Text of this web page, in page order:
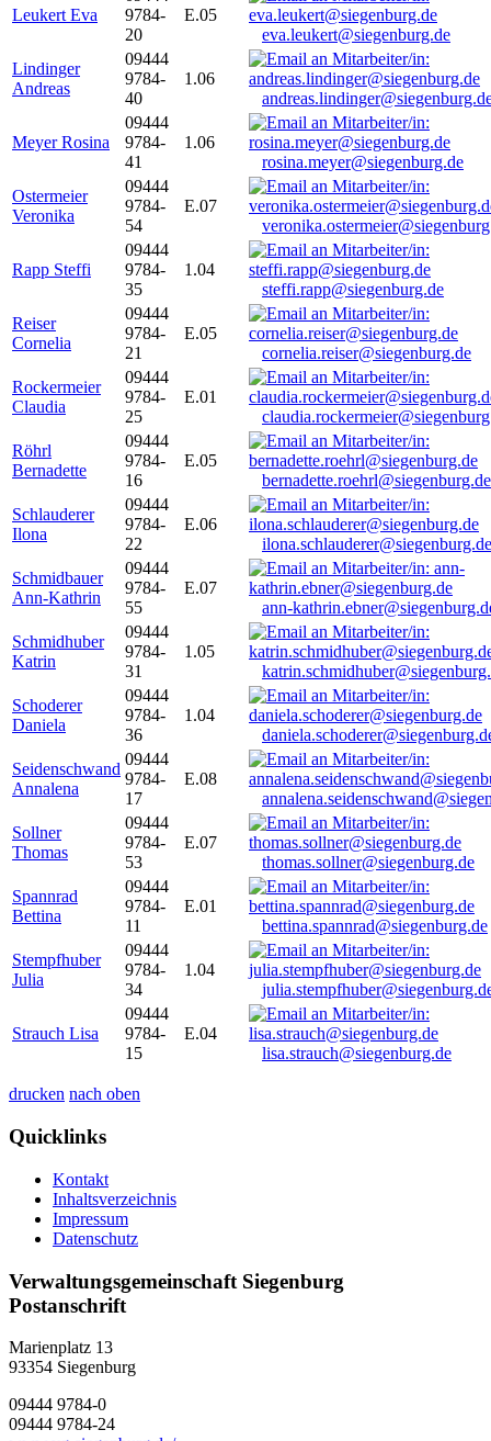
Leukert Eva
9784-
20
E.05
eva.leukert@siegenburg.de
Lindinger
Andreas
09444
9784-
40
1.06
Meyer Rosina
09444
9784-
41
1.06
rosina.meyer@siegenburg.de
Ostermeier
Veronika
09444
9784-
54
E.07
Rapp Steffi
09444
9784-
35
1.04
steffi.rapp@siegenburg.de
Reiser
Cornelia
09444
9784-
21
E.05
cornelia.reiser@siegenburg.de
Rockermeier
Claudia
09444
9784-
25
E.01
Röhrl
Bernadette
09444
9784-
16
E.05
bernadette.roehrl@siegenburg.de
Schlauderer
Ilona
09444
9784-
22
E.06
ilona.schlauderer@siegenburg.de
Schmidbauer
Ann-Kathrin
09444
9784-
55
E.07
ann-
Schmidhuber
Katrin
09444
9784-
31
1.05
Schoderer
Daniela
09444
9784-
36
1.04
Seidenschwand
Annalena
09444
9784-
17
E.08
Sollner
Thomas
09444
9784-
53
E.07
thomas.sollner@siegenburg.de
Spannrad
Bettina
09444
9784-
11
E.01
bettina.spannrad@siegenburg.de
Stempfhuber
Julia
09444
9784-
34
1.04
Strauch Lisa
09444
9784-
15
E.04
lisa.strauch@siegenburg.de
drucken nach oben
Quicklinks
Kontakt
Inhaltsverzeichnis
Impressum
Datenschutz
Verwaltungsgemeinschaft Siegenburg
Postanschrift
Marienplatz 13
93354 Siegenburg
09444 9784-0
09444 9784-24